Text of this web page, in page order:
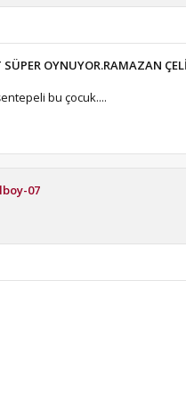
OYNUYOR.RAMAZAN
bu çocuk....
07